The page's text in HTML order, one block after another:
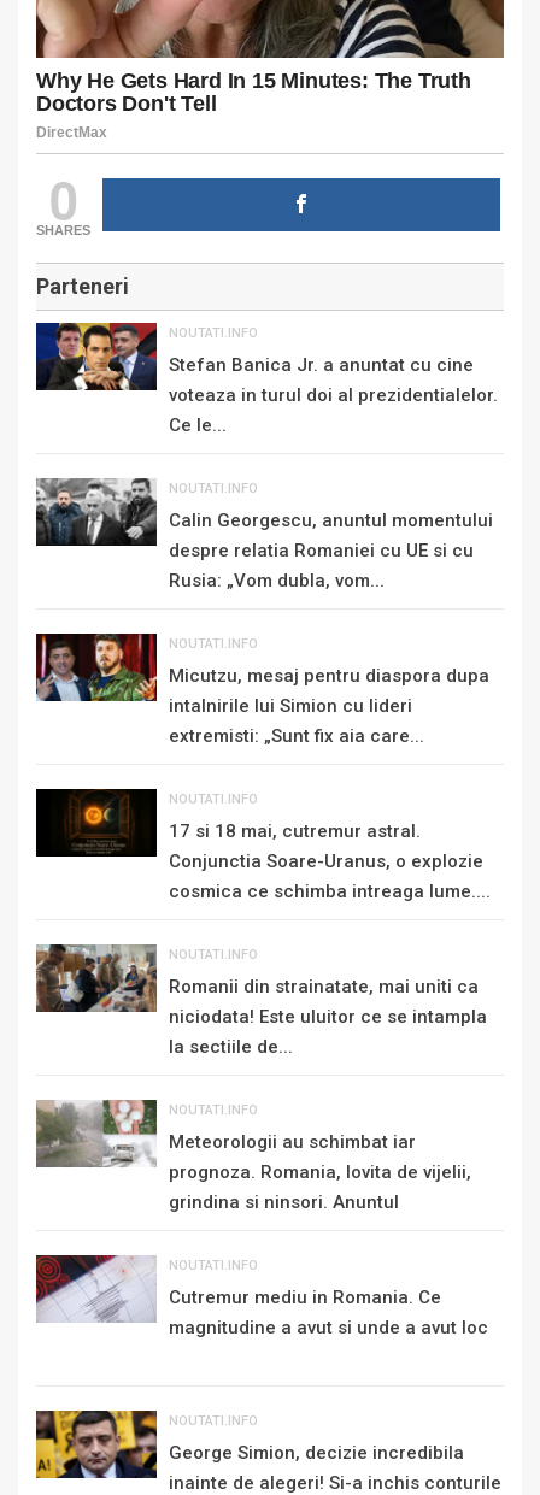
0
SHARES
Parteneri
NOUTATI.INFO
Stefan Banica Jr. a anuntat cu cine
voteaza in turul doi al prezidentialelor.
Ce le...
NOUTATI.INFO
Calin Georgescu, anuntul momentului
despre relatia Romaniei cu UE si cu
Rusia: „Vom dubla, vom...
NOUTATI.INFO
Micutzu, mesaj pentru diaspora dupa
intalnirile lui Simion cu lideri
extremisti: „Sunt fix aia care...
NOUTATI.INFO
17 si 18 mai, cutremur astral.
Conjunctia Soare-Uranus, o explozie
cosmica ce schimba intreaga lume....
NOUTATI.INFO
Romanii din strainatate, mai uniti ca
niciodata! Este uluitor ce se intampla
la sectiile de...
NOUTATI.INFO
Meteorologii au schimbat iar
prognoza. Romania, lovita de vijelii,
grindina si ninsori. Anuntul
momentului de...
NOUTATI.INFO
Cutremur mediu in Romania. Ce
magnitudine a avut si unde a avut loc
NOUTATI.INFO
George Simion, decizie incredibila
inainte de alegeri! Si-a inchis conturile